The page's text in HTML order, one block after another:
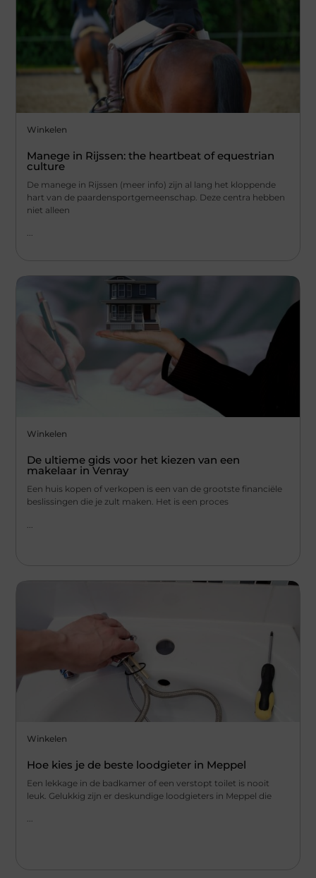
Winkelen
Manege in Rijssen: the heartbeat of equestrian
culture
De manege in Rijssen (meer info) zijn al lang het kloppende
hart van de paardensportgemeenschap. Deze centra hebben
niet alleen
...
Winkelen
De ultieme gids voor het kiezen van een
makelaar in Venray
Een huis kopen of verkopen is een van de grootste financiële
beslissingen die je zult maken. Het is een proces
Winkelen
Hoe kies je de beste loodgieter in Meppel
Een lekkage in de badkamer of een verstopt toilet is nooit
leuk. Gelukkig zijn er deskundige loodgieters in Meppel die
...